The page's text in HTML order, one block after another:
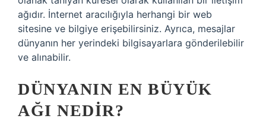
ağıdır. İnternet aracılığıyla herhangi bir web
sitesine ve bilgiye erişebilirsiniz. Ayrıca, mesajlar
dünyanın her yerindeki bilgisayarlara gönderilebilir
ve alınabilir.
DÜNYANIN EN BÜYÜK
AĞI NEDIR?